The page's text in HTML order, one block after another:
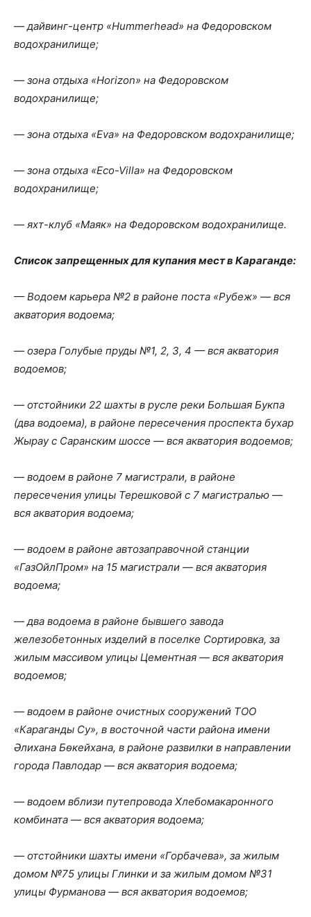
— дайвинг-центр «Hummerhead» на Федоровском
водохранилище;
— зона отдыха «Horizon» на Федоровском
водохранилище;
— зона отдыха «Eva» на Федоровском водохранилище;
— зона отдыха «Eco-Villa» на Федоровском
водохранилище;
— яхт-клуб «Маяк» на Федоровском водохранилище.
Список запрещенных для купания мест в Караганде:
— Водоем карьера №2 в районе поста «Рубеж» — вся
акватория водоема;
— озера Голубые пруды №1, 2, 3, 4 — вся акватория
водоемов;
— отстойники 22 шахты в русле реки Большая Букпа
(два водоема), в районе пересечения проспекта бухар
Жырау с Саранским шоссе — вся акватория водоемов;
— водоем в районе 7 магистрали, в районе
пересечения улицы Терешковой с 7 магистралью —
вся акватория водоема;
— водоем в районе автозаправочной станции
«ГазОйлПром» на 15 магистрали — вся акватория
водоема;
— два водоема в районе бывшего завода
железобетонных изделий в поселке Сортировка, за
жилым массивом улицы Цементная — вся акватория
водоемов;
— водоем в районе очистных сооружений ТОО
«Караганды Су», в восточной части района имени
Әлихана Бөкейхана, в районе развилки в направлении
города Павлодар — вся акватория водоема;
— водоем вблизи путепровода Хлебомакаронного
комбината — вся акватория водоема;
— отстойники шахты имени «Горбачева», за жилым
домом №75 улицы Глинки и за жилым домом №31
улицы Фурманова — вся акватория водоемов;